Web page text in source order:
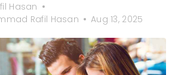
Hasan
Rafil Hasan Aug 13, 2025